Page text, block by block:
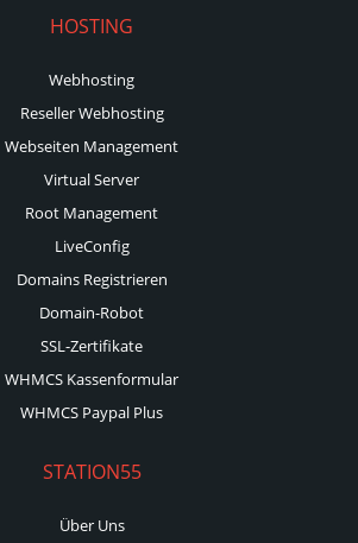
HOSTING
Webhosting
Reseller Webhosting
Webseiten Management
Virtual Server
Root Management
LiveConfig
Domains Registrieren
Domain-Robot
SSL-Zertifikate
WHMCS Kassenformular
WHMCS Paypal Plus
STATION55
Über Uns